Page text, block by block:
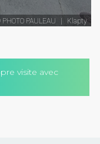
visite avec